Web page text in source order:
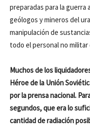
preparadas para la guerra
geólogos y mineros del
manipulación de
todo el personal no
Muchos de los
Héroe de la Unión
por la prensa nacional.
segundos, que era lo
cantidad de radiación